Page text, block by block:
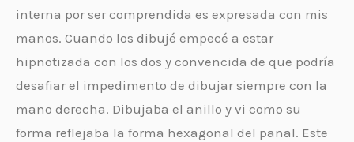
interna por ser comprendida es expresada con mis
manos. Cuando los dibujé empecé a estar
hipnotizada con los dos y convencida de que podría
desafiar el impedimento de dibujar siempre con la
mano derecha. Dibujaba el anillo y vi como su
forma reflejaba la forma hexagonal del panal. Este